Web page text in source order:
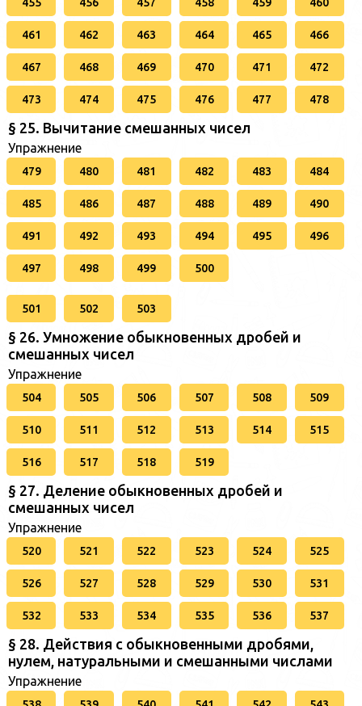
461 462 463 464 465 466
467 468 469 470 471 472
473 474 475 476 477 478
§ 25. Вычитание смешанных чисел
Упражнение
479 480 481 482 483 484
485 486 487 488 489 490
491 492 493 494 495 496
497 498 499 500
501 502 503
§ 26. Умножение обыкновенных дробей и
смешанных чисел
Упражнение
504 505 506 507 508 509
510 511 512 513 514 515
516 517 518 519
§ 27. Деление обыкновенных дробей и
смешанных чисел
Упражнение
520 521 522 523 524 525
526 527 528 529 530 531
532 533 534 535 536 537
§ 28. Действия с обыкновенными дробями,
нулем, натуральными и смешанными числами
Упражнение